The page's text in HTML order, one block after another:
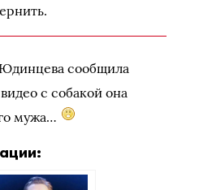
сообщила
с собакой она
мужа…